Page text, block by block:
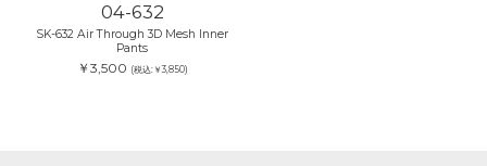
04-632
SK-632 Air Through 3D Mesh Inner
Pants
￥3,500 (税込:￥3,850)